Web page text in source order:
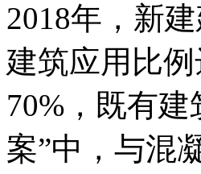
2018年，新
建筑应用比
70%，既有
案”中，与混